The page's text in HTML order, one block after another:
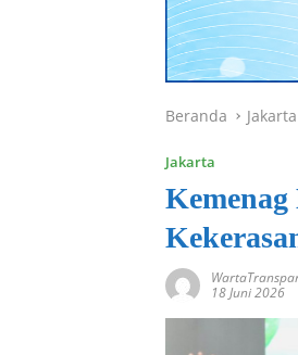
Beranda Jakarta
Jakarta
18 Juni 2026